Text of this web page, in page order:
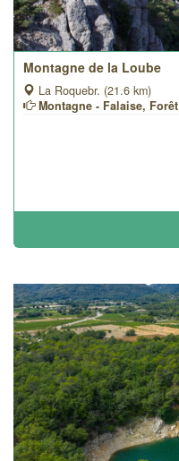
Montagne de la Loube
La Roquebr. (21.6 km)
Montagne - Falaise, Forêt